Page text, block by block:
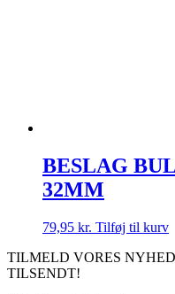
BESLAG
32MM
79,95 kr. Tilføj til kurv
TILMELD VORES
TILSENDT!